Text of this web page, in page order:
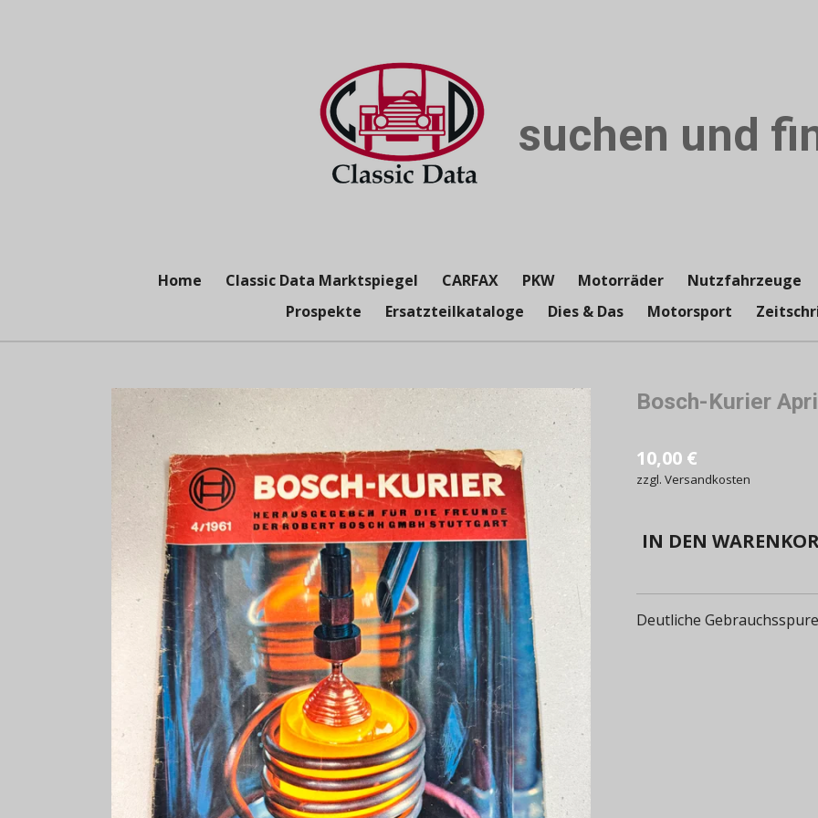
suchen und
Home Classic Data Marktspiegel CARFAX PKW Motorräder Nutzfahrzeuge
Prospekte
Ersatzteilkataloge Dies & Das Motorsport
Bosch-Kurier
10,00 €
zzgl. Versandkosten
IN DEN
Deutliche